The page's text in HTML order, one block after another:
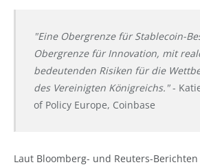
"Eine Obergrenze für Stablecoin-
Obergrenze für Innovation, mit
bedeutenden Risiken für die
des Vereinigten Königreichs."-
of Policy Europe, Coinbase
Laut Bloomberg- und Reuters-